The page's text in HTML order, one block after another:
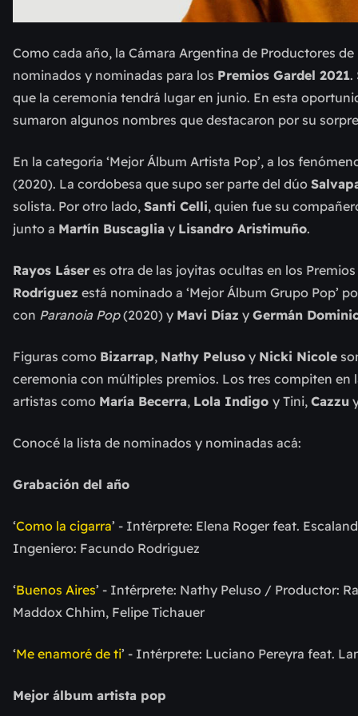
Como cada año, la Cámara Argentina de Productores
nominados y nominadas para los Premios Gardel 2021.
que la ceremonia tendrá lugar en junio. En esta
sumaron algunos nombres que destacaron por su
En la categoría ‘Mejor Álbum Artista Pop’, a los
(2020). La cordobesa que supo ser parte del dúo
solista. Por otro lado, Santi Celli, quien fue su
junto a Martín Buscaglia y Lisandro Aristimuño.
Rayos Láser es otra de las joyitas ocultas en los
Rodríguez está nominado a ‘Mejor Álbum Grupo Pop’
con Paranoia Pop(2020) y Mavi Díaz y Germán
Figuras como Bizarrap, Nathy Peluso y Nicki Nicole
ceremonia con múltiples premios. Los tres compiten en
artistas como María Becerra, Lola Indigo y Tini, Cazzu
Conocé la lista de nominados y nominadas acá:
Grabación del año
‘Como la cigarra’ - Intérprete: Elena Roger feat.
Ingeniero: Facundo Rodriguez
‘Buenos Aires’ - Intérprete: Nathy Peluso / Productor:
Maddox Chhim, Felipe Tichauer
‘Me enamoré de ti’ - Intérprete: Luciano Pereyra feat.
Mejor álbum artista pop